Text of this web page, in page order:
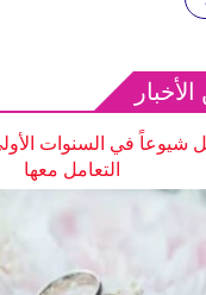
شيوعاً في السنوات
التعامل معها